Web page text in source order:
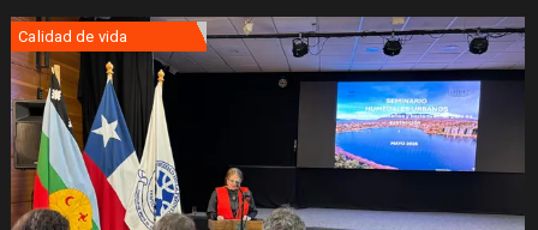
Calidad de vida